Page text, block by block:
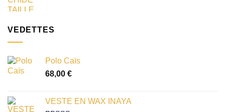
VEDETTES
Polo Caïs
68,00 €
VESTE EN WAX INAYA